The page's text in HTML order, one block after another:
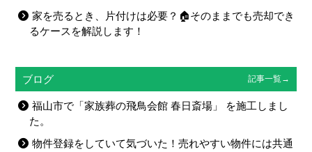
家を売るとき、片付けは必要？🏠そのままでも売却でき
るケースを解説します！
ブログ 記事一覧→
福山市で「家族葬の飛鳥会館 春日斎場」 を施工しまし
た。
物件登録をしていて気づいた！売れやすい物件には共通